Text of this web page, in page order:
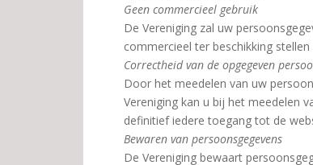
Geen commercieel gebruik
De Vereniging zal uw
commercieel ter beschikking
Correctheid van de opgegeven
Door het meedelen van uw
Vereniging kan u bij het meedelen
definitief iedere toegang tot de
Bewaren van persoonsgegevens
De Vereniging bewaart